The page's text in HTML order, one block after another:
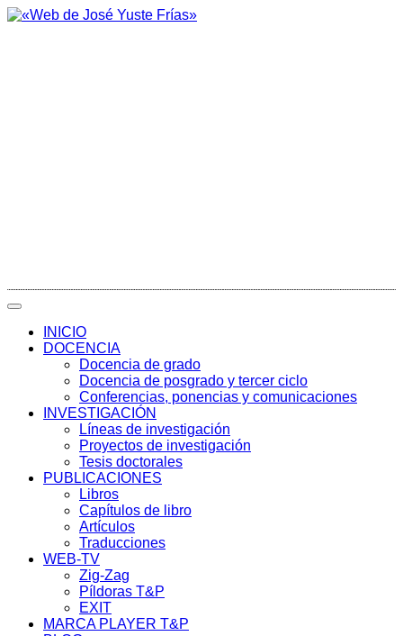
INICIO
DOCENCIA
Docencia de grado
Docencia de posgrado y tercer ciclo
Conferencias, ponencias y comunicaciones
INVESTIGACIÓN
Líneas de investigación
Proyectos de investigación
Tesis doctorales
PUBLICACIONES
Libros
Capítulos de libro
Artículos
Traducciones
WEB-TV
Zig-Zag
Píldoras T&P
EXIT
MARCA PLAYER T&P